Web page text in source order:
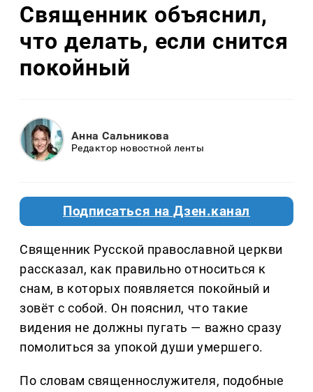
Священник объяснил,
что делать, если снится
покойный
Анна Сальникова
Редактор новостной ленты
Подписаться на Дзен.канал
Священник Русской православной церкви
рассказал, как правильно относиться к
снам, в которых появляется покойный и
зовёт с собой. Он пояснил, что такие
видения не должны пугать — важно сразу
помолиться за упокой души умершего.
По словам священнослужителя, подобные